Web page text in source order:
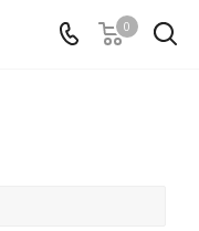
0